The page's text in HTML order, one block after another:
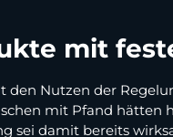
mit
Nutzen der
mit Pfand
sei damit bereits